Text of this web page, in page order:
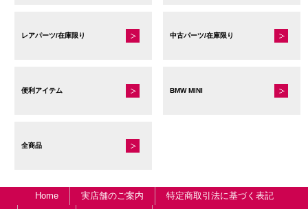
レアパーツ/在庫限り 中古パーツ/在庫限り
便利アイテム BMW MINI
全商品
Home 実店舗のご案内
特定商取引法に基づく表記